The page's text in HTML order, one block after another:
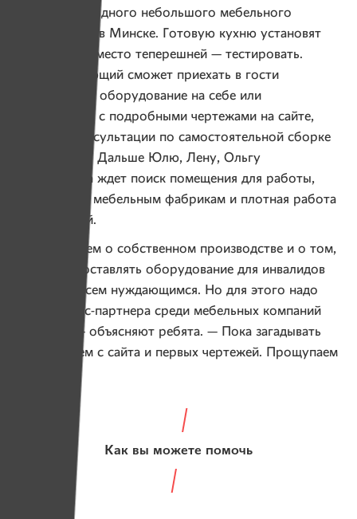
специалисты одного небольшого мебельного
производства в Минске. Готовую кухню установят
у Юли дома вместо теперешней — тестировать.
Любой желающий сможет приехать в гости
и опробовать оборудование на себе или
ознакомиться с подробными чертежами на сайте,
получить консультации по самостоятельной сборке
и поддержку. Дальше Юлю, Лену, Ольгу
и Александра ждет поиск помещения для работы,
хождение по мебельным фабрикам и плотная работа
с аудиторией.
— Мы мечтаем о собственном производстве и о том,
чтобы предоставлять оборудование для инвалидов
бесплатно всем нуждающимся. Но для этого надо
найти бизнес-партнера среди мебельных компаний
Беларуси, — объясняют ребята. — Пока загадывать
рано. Начнем с сайта и первых чертежей. Прощупаем
Как вы можете помочь